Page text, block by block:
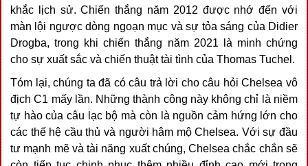
khắc lịch sử. Chiến thắng năm 2012 được nhớ đến với
màn lội ngược dòng ngoạn mục và sự tỏa sáng của Didier
Drogba, trong khi chiến thắng năm 2021 là minh chứng
cho sự xuất sắc và chiến thuật tài tình của Thomas Tuchel.
Tóm lại, chúng ta đã có câu trả lời cho câu hỏi Chelsea vô
địch C1 mấy lần. Những thành công này không chỉ là niềm
tự hào của câu lạc bộ mà còn là nguồn cảm hứng lớn cho
các thế hệ cầu thủ và người hâm mộ Chelsea. Với sự đầu
tư mạnh mẽ và tài năng xuất chúng, Chelsea chắc chắn sẽ